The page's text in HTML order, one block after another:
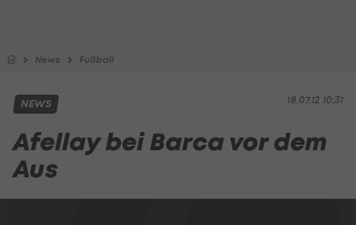
News Fußball
18.07.12 10:31
NEWS
Afellay bei Barca vor dem
Aus